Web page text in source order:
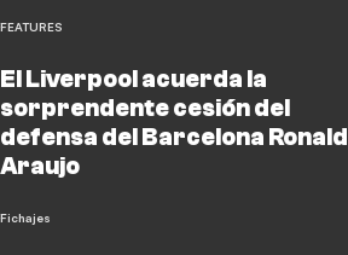
FEATURES
El Liverpool acuerda la
sorprendente cesión del
defensa del Barcelona Ronald
Araujo
Fichajes